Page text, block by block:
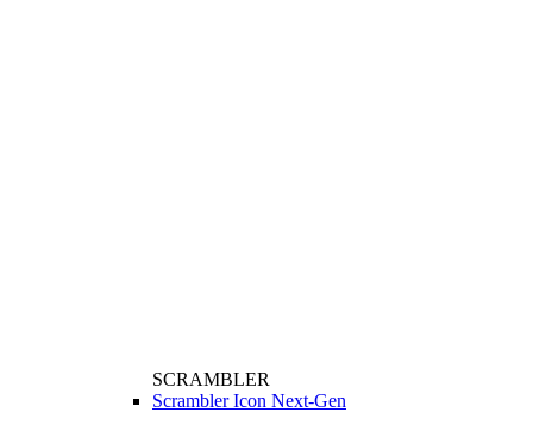
SCRAMBLER
Scrambler Icon Next-Gen